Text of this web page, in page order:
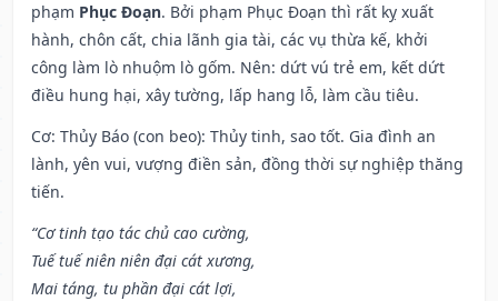
phạm Phục Đoạn. Bởi phạm Phục Đoạn thì rất kỵ xuất
hành, chôn cất, chia lãnh gia tài, các vụ thừa kế, khởi
công làm lò nhuộm lò gốm. Nên: dứt vú trẻ em, kết dứt
điều hung hại, xây tường, lấp hang lỗ, làm cầu tiêu.
Cơ: Thủy Báo (con beo): Thủy tinh, sao tốt. Gia đình an
lành, yên vui, vượng điền sản, đồng thời sự nghiệp thăng
tiến.
“Cơ tinh tạo tác chủ cao cường,
Tuế tuế niên niên đại cát xương,
Mai táng, tu phần đại cát lợi,